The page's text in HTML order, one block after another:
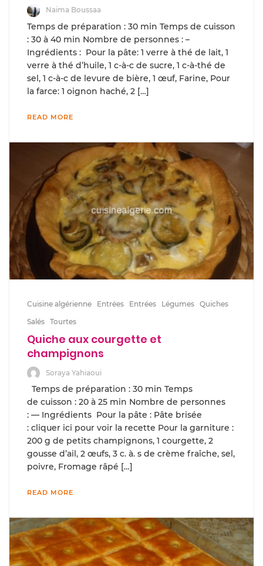
Naima Boussaa
Temps de préparation : 30 min Temps de cuisson
: 30 à 40 min Nombre de personnes : –
Ingrédients : Pour la pâte: 1 verre à thé de lait, 1
verre à thé d’huile, 1 c-à-c de sucre, 1 c-à-thé de
sel, 1 c-à-c de levure de bière, 1 œuf, Farine, Pour
la farce: 1 oignon haché, 2 […]
READ MORE
Cuisine algérienne Entrées Entrées Légumes Quiches
Salés Tourtes
Quiche aux courgette et
champignons
Soraya Yahiaoui
Temps de préparation : 30 min Temps
de cuisson : 20 à 25 min Nombre de personnes
: — Ingrédients Pour la pâte : Pâte brisée
: cliquer ici pour voir la recette Pour la garniture :
200 g de petits champignons, 1 courgette, 2
gousse d’ail, 2 œufs, 3 c. à. s de crème fraîche, sel,
poivre, Fromage râpé […]
READ MORE